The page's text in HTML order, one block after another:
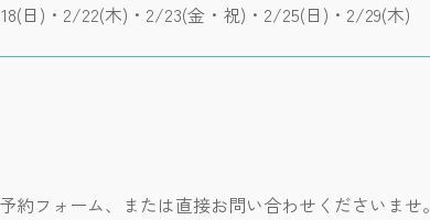
日)・2/22(木)・2/23(金・祝)・2/25(日)・2/29(木)
フォーム、または直接お問い合わせくださいませ。